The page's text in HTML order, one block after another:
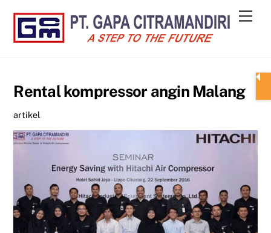
content
Rental kompressor angin Malang
artikel